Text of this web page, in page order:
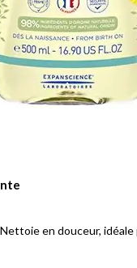
en douceur,